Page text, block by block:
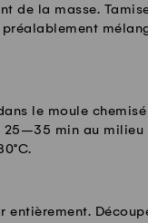
de la masse.
le moule
25–35 min au milieu
entièrement.